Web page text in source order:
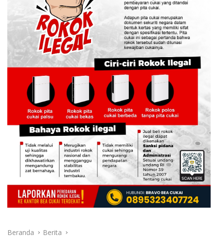
Beranda Berita